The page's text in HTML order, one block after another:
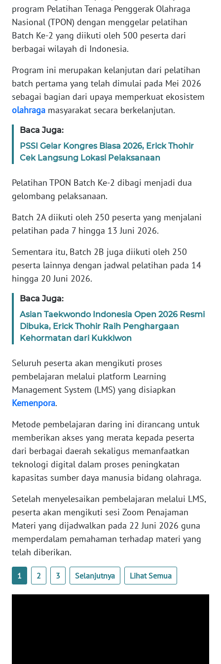
program Pelatihan Tenaga Penggerak Olahraga
Nasional (TPON) dengan menggelar pelatihan
Batch Ke-2 yang diikuti oleh 500 peserta dari
berbagai wilayah di Indonesia.
Program ini merupakan kelanjutan dari pelatihan
batch pertama yang telah dimulai pada Mei 2026
sebagai bagian dari upaya memperkuat ekosistem
olahraga masyarakat secara berkelanjutan.
Baca Juga:
PSSI Gelar Kongres Biasa 2026, Erick Thohir
Cek Langsung Lokasi Pelaksanaan
Pelatihan TPON Batch Ke-2 dibagi menjadi dua
gelombang pelaksanaan.
Batch 2A diikuti oleh 250 peserta yang menjalani
pelatihan pada 7 hingga 13 Juni 2026.
Sementara itu, Batch 2B juga diikuti oleh 250
peserta lainnya dengan jadwal pelatihan pada 14
hingga 20 Juni 2026.
Baca Juga:
Asian Taekwondo Indonesia Open 2026 Resmi
Dibuka, Erick Thohir Raih Penghargaan
Kehormatan dari Kukkiwon
Seluruh peserta akan mengikuti proses
pembelajaran melalui platform Learning
Management System (LMS) yang disiapkan
Kemenpora.
Metode pembelajaran daring ini dirancang untuk
memberikan akses yang merata kepada peserta
dari berbagai daerah sekaligus memanfaatkan
teknologi digital dalam proses peningkatan
kapasitas sumber daya manusia bidang olahraga.
Setelah menyelesaikan pembelajaran melalui LMS,
peserta akan mengikuti sesi Zoom Penajaman
Materi yang dijadwalkan pada 22 Juni 2026 guna
memperdalam pemahaman terhadap materi yang
telah diberikan.
1 2 3 Selanjutnya Lihat Semua
INDEKS
BERITA
KAMI
INFO
IKLAN
TENTANG
KAMI
MEDIA
SIBER
REDAKSI
DISCLAIMER
Wahana
Regional
WN
WN
JAKARTA
JABAR
WN
BANTEN
NTT
WN
PAPUA
WN